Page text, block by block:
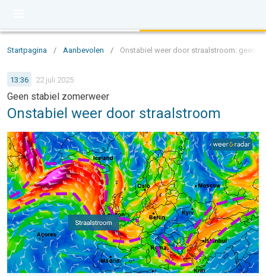
Startpagina / Aanbevolen / Onstabiel weer door straalstroom: geen
13:36 22 juli 2025
Geen stabiel zomerweer
Onstabiel weer door straalstroom